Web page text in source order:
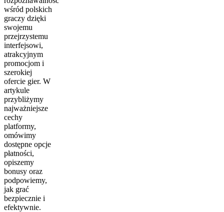
wśród polskich
graczy dzięki
swojemu
przejrzystemu
interfejsowi,
atrakcyjnym
promocjom i
szerokiej
ofercie gier. W
artykule
przybliżymy
najważniejsze
cechy
platformy,
omówimy
dostępne opcje
płatności,
opiszemy
bonusy oraz
podpowiemy,
jak grać
bezpiecznie i
efektywnie.